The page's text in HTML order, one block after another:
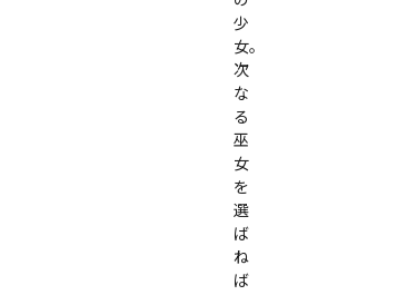
少
女。
次
な
る
巫
女
を
選
ば
ね
ば